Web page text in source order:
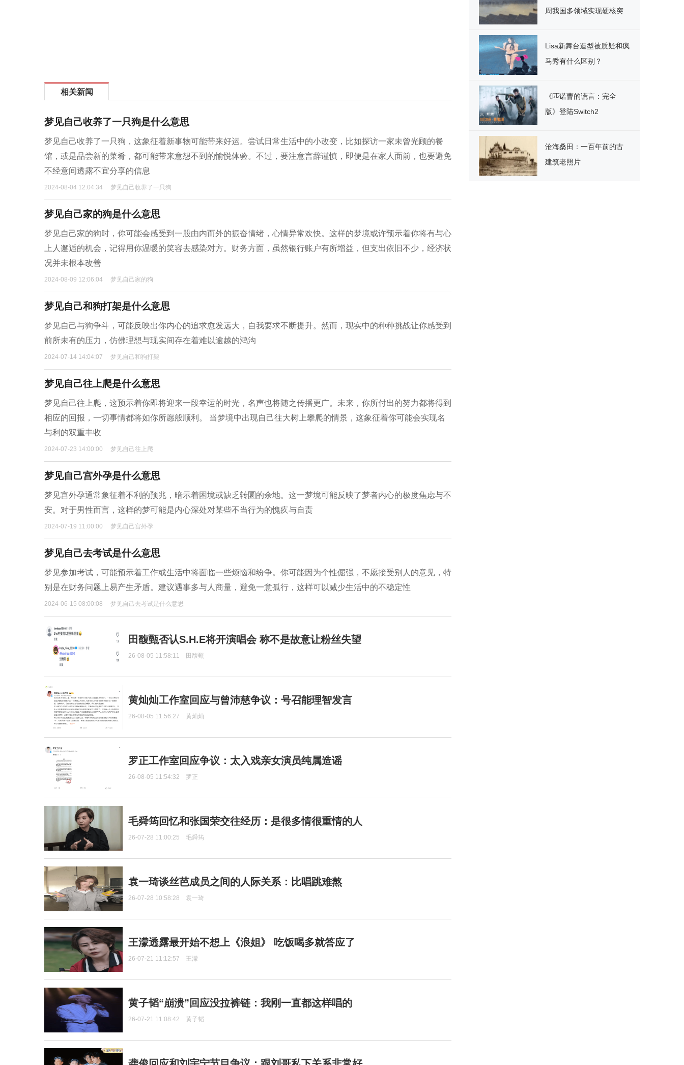
相关新闻
梦见自己收养了一只狗是什么意思
梦见自己收养了一只狗，这象征着新事物可能带来好运。尝试日常生活中的小改变，比如探访一家未曾光顾的餐
馆，或是品尝新的菜肴，都可能带来意想不到的愉悦体验。不过，要注意言辞谨慎，即便是在家人面前，也要避免
不经意间透露不宜分享的信息
2024-08-04 12:04:34 梦见自己收养了一只狗
梦见自己家的狗是什么意思
梦见自己家的狗时，你可能会感受到一股由内而外的振奋情绪，心情异常欢快。这样的梦境或许预示着你将有与心
上人邂逅的机会，记得用你温暖的笑容去感染对方。财务方面，虽然银行账户有所增益，但支出依旧不少，经济状
况并未根本改善
2024-08-09 12:06:04 梦见自己家的狗
梦见自己和狗打架是什么意思
梦见自己与狗争斗，可能反映出你内心的追求愈发远大，自我要求不断提升。然而，现实中的种种挑战让你感受到
前所未有的压力，仿佛理想与现实间存在着难以逾越的鸿沟
2024-07-14 14:04:07 梦见自己和狗打架
梦见自己往上爬是什么意思
梦见自己往上爬，这预示着你即将迎来一段幸运的时光，名声也将随之传播更广。未来，你所付出的努力都将得到
相应的回报，一切事情都将如你所愿般顺利。 当梦境中出现自己往大树上攀爬的情景，这象征着你可能会实现名
与利的双重丰收
2024-07-23 14:00:00 梦见自己往上爬
梦见自己宫外孕是什么意思
梦见宫外孕通常象征着不利的预兆，暗示着困境或缺乏转圜的余地。这一梦境可能反映了梦者内心的极度焦虑与不
安。对于男性而言，这样的梦可能是内心深处对某些不当行为的愧疚与自责
2024-07-19 11:00:00 梦见自己宫外孕
梦见自己去考试是什么意思
梦见参加考试，可能预示着工作或生活中将面临一些烦恼和纷争。你可能因为个性倔强，不愿接受别人的意见，特
别是在财务问题上易产生矛盾。建议遇事多与人商量，避免一意孤行，这样可以减少生活中的不稳定性
2024-06-15 08:00:08 梦见自己去考试是什么意思
田馥甄否认S.H.E将开演唱会 称不是故意让粉丝失望
26-08-05 11:58:11 田馥甄
黄灿灿工作室回应与曾沛慈争议：号召能理智发言
26-08-05 11:56:27 黄灿灿
罗正工作室回应争议：太入戏亲女演员纯属造谣
26-08-05 11:54:32 罗正
毛舜筠回忆和张国荣交往经历：是很多情很重情的人
26-07-28 11:00:25 毛舜筠
袁一琦谈丝芭成员之间的人际关系：比唱跳难熬
26-07-28 10:58:28 袁一琦
王濛透露最开始不想上《浪姐》 吃饭喝多就答应了
26-07-21 11:12:57 王濛
黄子韬“崩溃”回应没拉裤链：我刚一直都这样唱的
26-07-21 11:08:42 黄子韬
周我国多领域实现硬核突
Lisa新舞台造型被质疑和疯
马秀有什么区别？
《匹诺曹的谎言：完全
版》登陆Switch2
沧海桑田：一百年前的古
建筑老照片